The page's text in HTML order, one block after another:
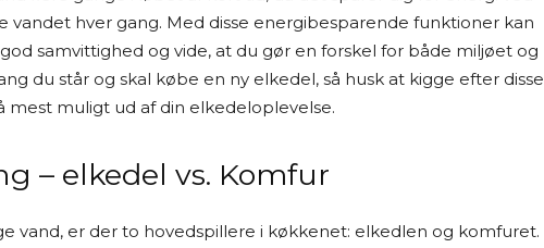
vandet hver gang. Med disse energibesparende funktioner kan
samvittighed og vide, at du gør en forskel for både miljøet og
du står og skal købe en ny elkedel, så husk at kigge efter disse
mest muligt ud af din elkedeloplevelse.
– elkedel vs. Komfur
vand, er der to hovedspillere i køkkenet: elkedlen og komfuret.